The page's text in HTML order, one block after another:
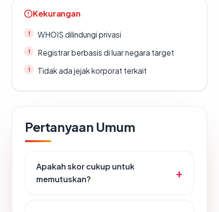
Kekurangan
WHOIS dilindungi privasi
Registrar berbasis di luar negara target
Tidak ada jejak korporat terkait
Pertanyaan Umum
Apakah skor cukup untuk
memutuskan?